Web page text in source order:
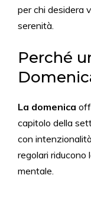
per chi desidera
serenità.
Perché
La domenica
capitolo della
con
regolari riducono
mentale.